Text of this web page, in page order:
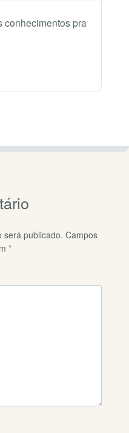
conhecimentos pra
será publicado. Campos
*